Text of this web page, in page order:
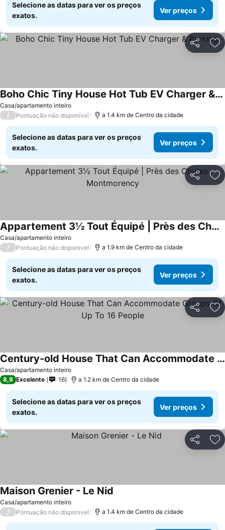
Selecione as datas para ver os preços
exatos.
Ver preços
Partilhar
Casa/apartamento inteiro
Boho Chic Tiny House Hot Tub EV Charger & Parking
/ Pontuação não disponível a 1.4 km de Centro da cidade
Selecione as datas para ver os preços
exatos.
Ver preços
Partilhar
Casa/apartamento inteiro
Appartement 3½ Tout Équipé | Près des Chutes Montmorency
/ Pontuação não disponível a 1.9 km de Centro da cidade
Selecione as datas para ver os preços
exatos.
Ver preços
Partilhar
Casa/apartamento inteiro
Century-old House That Can Accommodate Groups Of Up To 16 People
8,9 Excelente 16 a 1.2 km de Centro da cidade
Selecione as datas para ver os preços
exatos.
Ver preços
Partilhar
Casa/apartamento inteiro
Maison Grenier - Le Nid
/ Pontuação não disponível a 1.4 km de Centro da cidade